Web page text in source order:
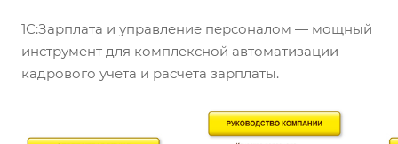
1С:Зарплата и управление персоналом — мощный
инструмент для комплексной автоматизации
кадрового учета и расчета зарплаты.